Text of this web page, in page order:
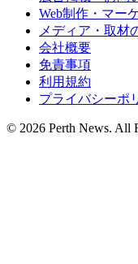
Web制作・マー
メディア・取材
会社概要
免責事項
利用規約
プライバシーポ
© 2026 Perth News. All